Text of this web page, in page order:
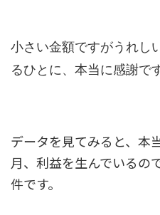
小さい金額ですがうれし
るひとに、本当に感謝で
データを見てみると、本
月、利益を生んでいるの
件です。